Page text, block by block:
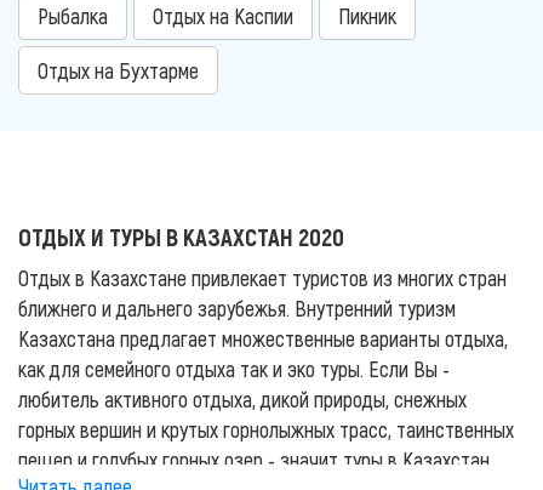
Рыбалка Отдых на Каспии Пикник
Отдых на Бухтарме
ОТДЫХ И ТУРЫ В КАЗАХСТАН 2020
Отдых в Казахстане привлекает туристов из многих стран
ближнего и дальнего зарубежья. Внутренний туризм
Казахстана предлагает множественные варианты отдыха,
как для семейного отдыха так и эко туры. Если Вы -
любитель активного отдыха, дикой природы, снежных
горных вершин и крутых горнолыжных трасс, таинственных
пещер и голубых горных озер - значит туры в Казахстан